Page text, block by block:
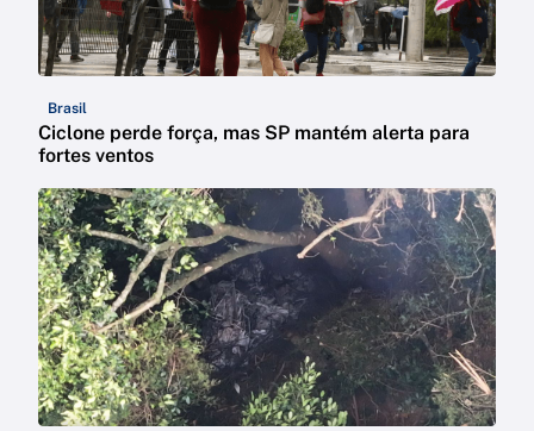
Brasil
Ciclone perde força, mas SP mantém alerta para
fortes ventos